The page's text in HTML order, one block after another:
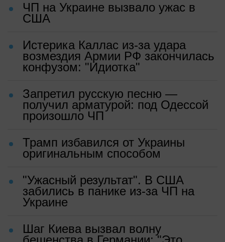
ЧП на Украине вызвало ужас в
США
Истерика Каллас из-за удара
возмездия Армии РФ закончилась
конфузом: "Идиотка"
Запретил русскую песню —
получил арматурой: под Одессой
произошло ЧП
Трамп избавился от Украины
оригинальным способом
"Ужасный результат". В США
забились в панике из-за ЧП на
Украине
Шаг Киева вызвал волну